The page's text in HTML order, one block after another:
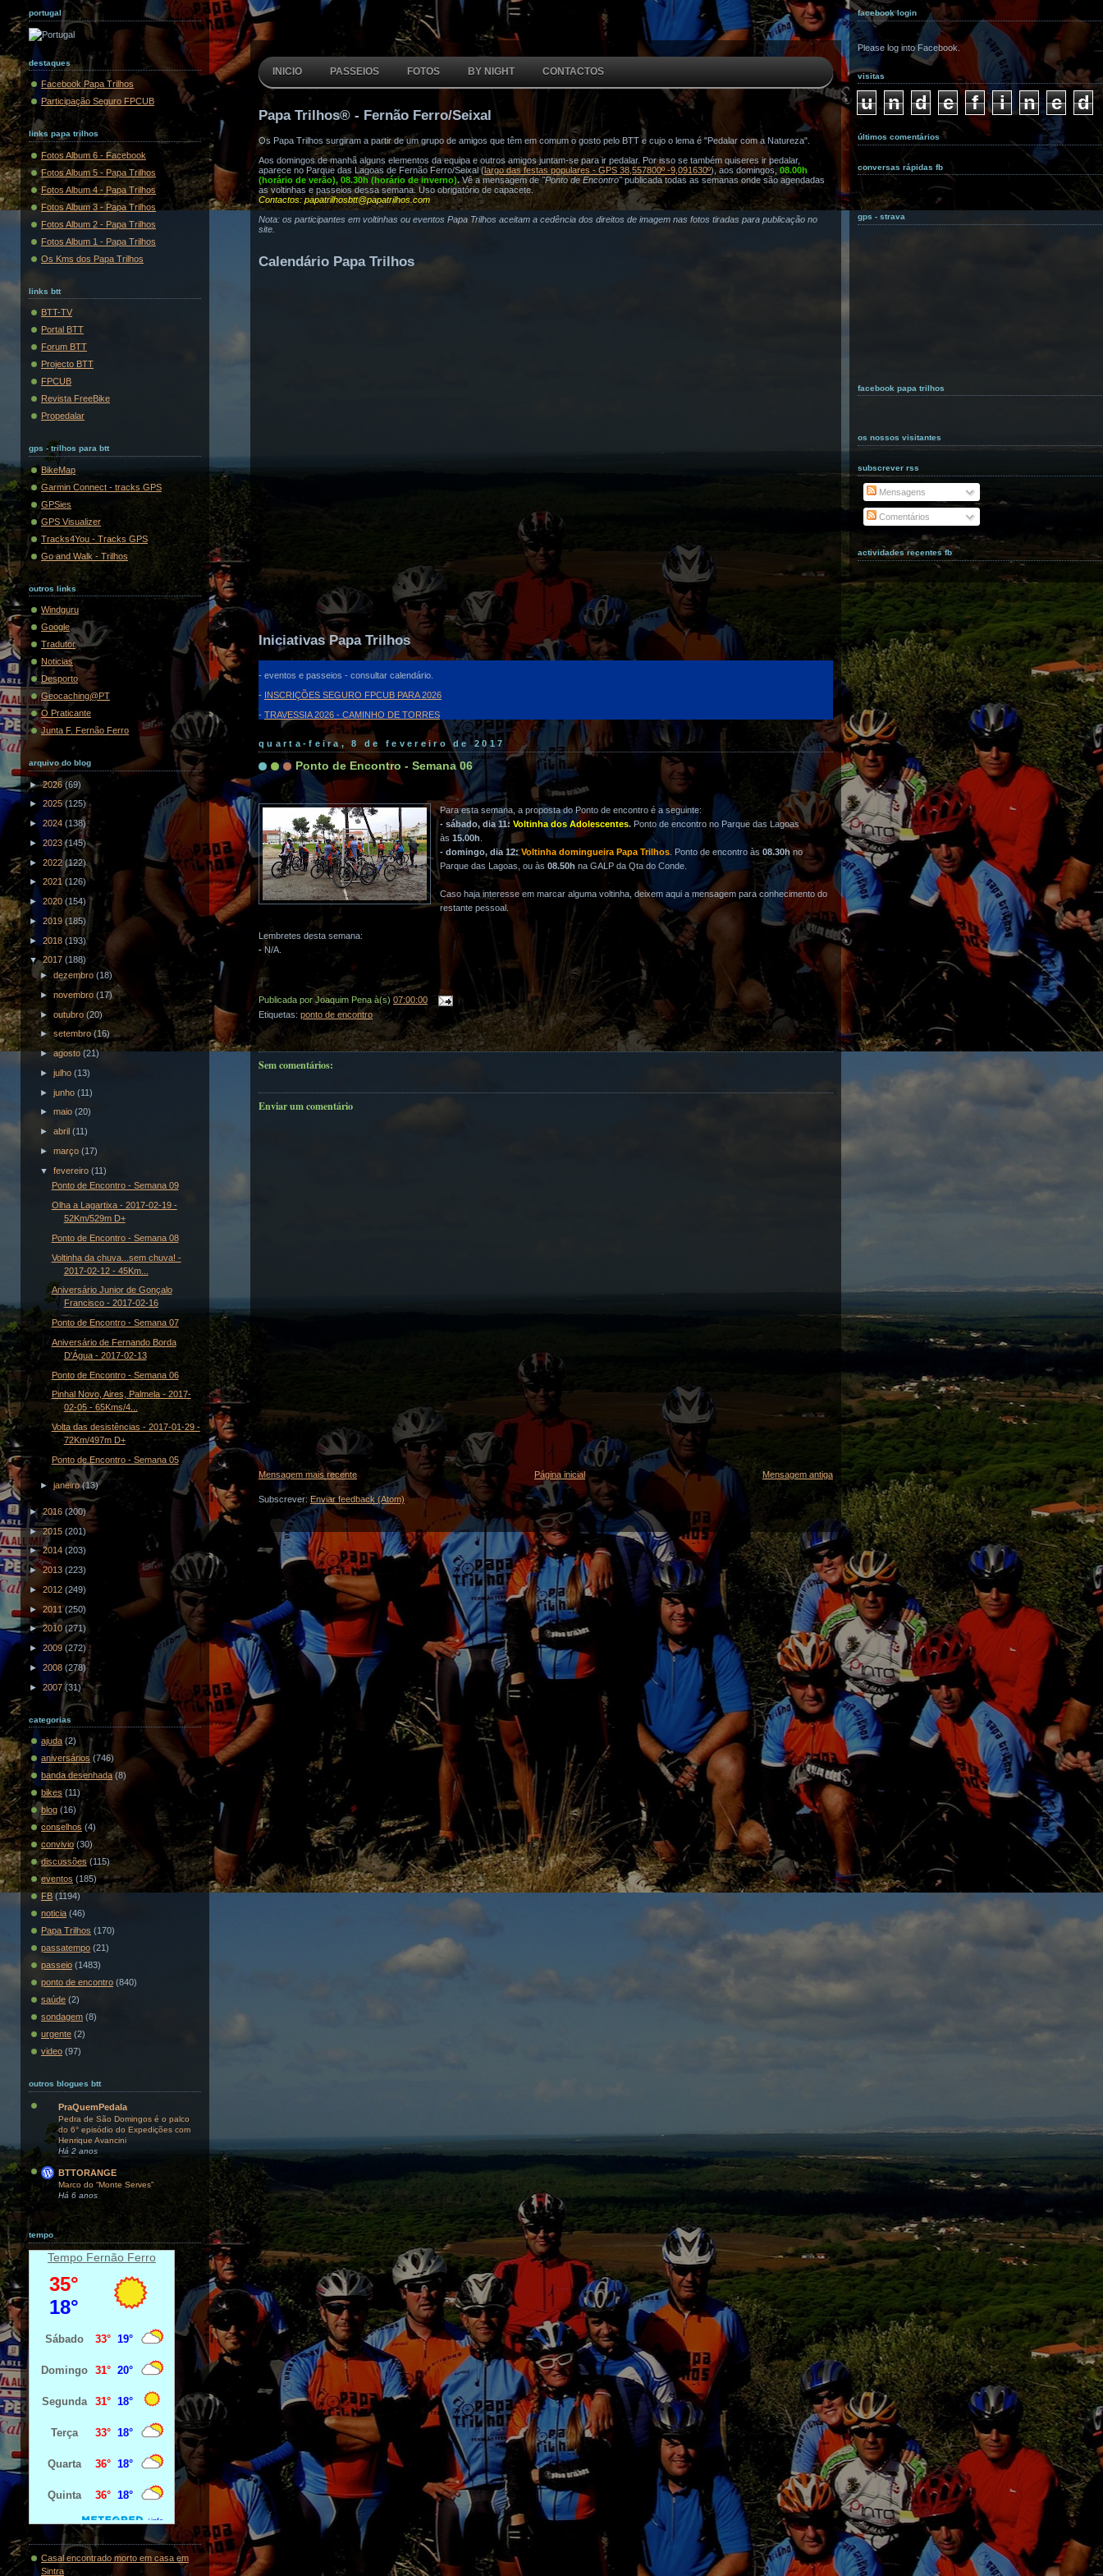
portugal
destaques
Facebook Papa Trilhos
Participação Seguro FPCUB
links papa trilhos
Fotos Album 6 - Facebook
Fotos Album 5 - Papa Trilhos
Fotos Album 4 - Papa Trilhos
Fotos Album 3 - Papa Trilhos
Fotos Album 2 - Papa Trilhos
Fotos Album 1 - Papa Trilhos
Os Kms dos Papa Trilhos
links btt
BTT-TV
Portal BTT
Forum BTT
Projecto BTT
FPCUB
Revista FreeBike
Propedalar
gps - trilhos para btt
BikeMap
Garmin Connect - tracks GPS
GPSies
GPS Visualizer
Tracks4You - Tracks GPS
Go and Walk - Trilhos
outros links
Windguru
Google
Tradutor
Noticias
Desporto
Geocaching@PT
O Praticante
Junta F. Fernão Ferro
arquivo do blog
►2026(69)
► 2025(125)
► 2024 (138)
► 2023(145)
► 2022 (122)
► 2021 (126)
► 2020 (154)
► 2019 (185)
► 2018 (193)
▼2017 (188)
►dezembro(18)
►novembro(17)
►outubro(20)
►setembro(16)
►agosto(21)
►julho(13)
►junho(11)
►maio(20)
►abril(11)
►março(17)
▼fevereiro(11)
Ponto de Encontro - Semana 09
Olha a Lagartixa - 2017-02-19 -
52Km/529m D+
Ponto de Encontro - Semana 08
Voltinha da chuva...sem chuva! -
2017-02-12 - 45Km...
Aniversário Junior de Gonçalo
Francisco - 2017-02-16
Ponto de Encontro - Semana 07
Aniversário de Fernando Borda
D'Água - 2017-02-13
Ponto de Encontro - Semana 06
Pinhal Novo, Aires, Palmela - 2017-
02-05 - 65Kms/4...
Volta das desistências - 2017-01-29 -
72Km/497m D+
Ponto de Encontro - Semana 05
►janeiro(13)
►2016 (200)
►2015 (201)
► 2014 (203)
►2013 (223)
► 2012 (249)
► 2011(250)
►2010(271)
► 2009(272)
► 2008 (278)
► 2007(31)
categorias
ajuda (2)
aniversários (746)
banda desenhada (8)
bikes (11)
blog (16)
conselhos (4)
convivio (30)
discussões (115)
eventos (185)
FB (1194)
noticia (46)
Papa Trilhos (170)
passatempo (21)
passeio (1483)
ponto de encontro (840)
saúde (2)
sondagem (8)
urgente (2)
video (97)
outros blogues btt
PraQuemPedala
Pedra de São Domingos é o palco
do 6° episódio do Expedições com
Henrique Avancini
Há 2 anos
BTTORANGE
Marco do “Monte Serves”
Há 6 anos
tempo
Tempo Fernão Ferro
Casal encontrado morto em casa em
Sintra
INICIO PASSEIOS FOTOS BY NIGHT CONTACTOS
Papa Trilhos® - Fernão Ferro/Seixal
Os Papa Trilhos surgiram a partir de um grupo de amigos que têm em comum o gosto pelo BTT e cujo o lema é "Pedalar com a Natureza".
Aos domingos de manhã alguns elementos da equipa e outros amigos juntam-se para ir pedalar. Por isso se também quiseres ir pedalar,
aparece no Parque das Lagoas de Fernão Ferro/Seixal (largo das festas populares - GPS 38,557800º -9,091630º), aos domingos,08.00h
(horário de verão), 08.30h (horário de inverno).Vê a mensagem de"Ponto de Encontro"publicada todas as semanas onde são agendadas
as voltinhas e passeios dessa semana. Uso obrigatório de capacete.
Contactos: papatrilhosbtt@papatrilhos.com
Nota: os participantes em voltinhas ou eventos Papa Trilhos aceitam a cedência dos direitos de imagem nas fotos tiradas para publicação no
site.
Calendário Papa Trilhos
Iniciativas Papa Trilhos
- eventos e passeios - consultar calendário.
- INSCRIÇÕES SEGURO FPCUB PARA 2026
- TRAVESSIA 2026 - CAMINHO DE TORRES
quarta-feira, 8 de fevereiro de 2017
Ponto de Encontro - Semana 06
Para esta semana, a proposta do Ponto de encontro é a seguinte:
- sábado, dia 11:Voltinha dos Adolescentes. Ponto de encontro no Parque das Lagoas
às 15.00h.
- domingo, dia 12:Voltinha domingueira Papa Trilhos. Ponto de encontro às08.30hno
Parque das Lagoas, ou às08.50h na GALP da Qta do Conde.
Caso haja interesse em marcar alguma voltinha, deixem aqui a mensagem para conhecimento do
restante pessoal.
Lembretes desta semana:
- N/A.
Publicada por Joaquim Pena à(s) 07:00:00
Etiquetas: ponto de encontro
Sem comentários:
Enviar um comentário
Mensagem mais recente Mensagem antiga
Página inicial
Subscrever: Enviar feedback (Atom)
facebook login
Please log into Facebook.
visitas
u n d e f i n e d
últimos comentários
conversas rápidas fb
gps - strava
facebook papa trilhos
os nossos visitantes
subscrever rss
Mensagens
Comentários
actividades recentes fb